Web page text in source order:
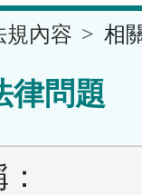
規內容 相
律問題